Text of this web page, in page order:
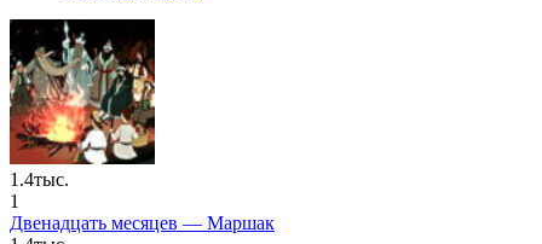
1.4тыс.
1
Двенадцать месяцев — Маршак